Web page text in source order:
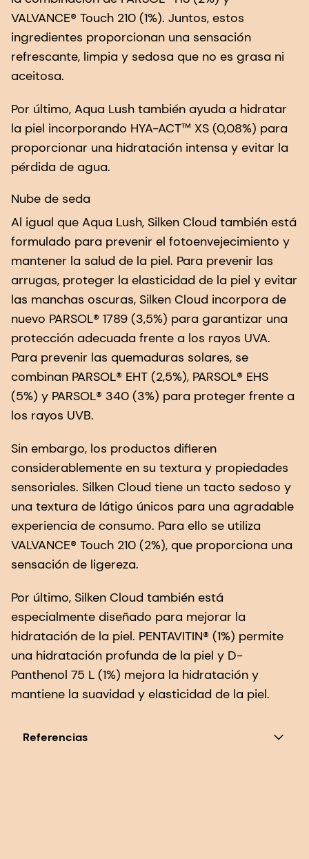
VALVANCE® Touch 210 (1%). Juntos, estos
ingredientes proporcionan una sensación
refrescante, limpia y sedosa que no es grasa ni
aceitosa.
Por último, Aqua Lush también ayuda a hidratar
la piel incorporando HYA-ACT™ XS (0,08%) para
proporcionar una hidratación intensa y evitar la
pérdida de agua.
Nube de seda
Al igual que Aqua Lush, Silken Cloud también está
formulado para prevenir el fotoenvejecimiento y
mantener la salud de la piel. Para prevenir las
arrugas, proteger la elasticidad de la piel y evitar
las manchas oscuras, Silken Cloud incorpora de
nuevo PARSOL® 1789 (3,5%) para garantizar una
protección adecuada frente a los rayos UVA.
Para prevenir las quemaduras solares, se
combinan PARSOL® EHT (2,5%), PARSOL® EHS
(5%) y PARSOL® 340 (3%) para proteger frente a
los rayos UVB.
Sin embargo, los productos difieren
considerablemente en su textura y propiedades
sensoriales. Silken Cloud tiene un tacto sedoso y
una textura de látigo únicos para una agradable
experiencia de consumo. Para ello se utiliza
VALVANCE® Touch 210 (2%), que proporciona una
sensación de ligereza.
Por último, Silken Cloud también está
especialmente diseñado para mejorar la
hidratación de la piel. PENTAVITIN® (1%) permite
una hidratación profunda de la piel y D-
Panthenol 75 L (1%) mejora la hidratación y
mantiene la suavidad y elasticidad de la piel.
Referencias